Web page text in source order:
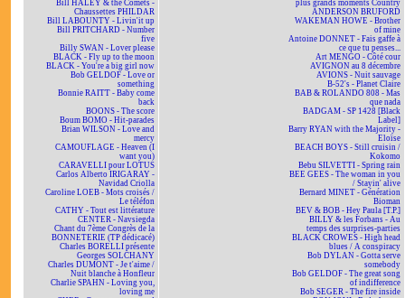
Bill HALEY & the Comets -
Chaussettes PHILDAR
Bill LABOUNTY - Livin'it up
Bill PRITCHARD - Number
five
Billy SWAN - Lover please
BLACK - Fly up to the moon
BLACK - You're a big girl now
Bob GELDOF - Love or
something
Bonnie RAITT - Baby come
back
BOONS - The score
Boum BOMO - Hit-parades
Brian WILSON - Love and
mercy
CAMOUFLAGE - Heaven (I
want you)
CARAVELLI pour LOTUS
Carlos Alberto IRIGARAY -
Navidad Criolla
Caroline LOEB - Mots croisés /
Le téléfon
CATHY - Tout est littérature
CENTER - Navsiegda
Chant du 7ème Congrès de la
BONNETERIE (TP dédicacé)
Charles BORELLI présente
Georges SOLCHANY
Charles DUMONT - Je t'aime /
Nuit blanche à Honfleur
Charlie SPAHN - Loving you,
loving me
plus grands moments Country
ANDERSON BRUFORD
WAKEMAN HOWE - Brother
of mine
Antoine DONNET - Fais gaffe à
ce que tu penses...
Art MENGO - Côté cour
AVIGNON au 8 décembre
AVIONS - Nuit sauvage
B-52's - Planet Claire
BAB & ROLANDO 808 - Mas
que nada
BADGAM - SP 1428 [Black
Label]
Barry RYAN with the Majority -
Eloïse
BEACH BOYS - Still cruisin /
Kokomo
Bebu SILVETTI - Spring rain
BEE GEES - The woman in you
/ Stayin' alive
Bernard MINET - Génération
Bioman
BEV & BOB - Hey Paula [T.P.]
BILLY & les Forbans - Au
temps des surprises-parties
BLACK CROWES - High head
blues / A conspiracy
Bob DYLAN - Gotta serve
somebody
Bob GELDOF - The great song
of indifference
Bob SEGER - The fire inside